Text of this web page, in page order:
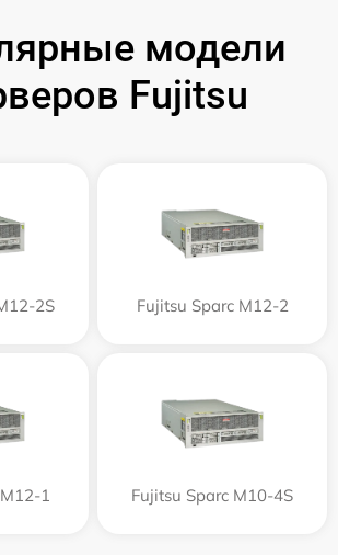
модели
Fujitsu
2S Fujitsu Sparc M12-2
1 Fujitsu Sparc M10-4S